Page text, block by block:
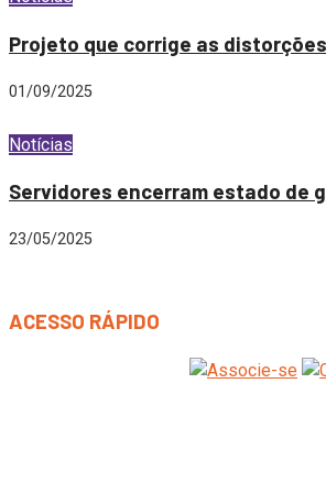
Projeto que corrige as
01/09/2025
Notícias
Servidores encerram estado de
23/05/2025
ACESSO RÁPIDO